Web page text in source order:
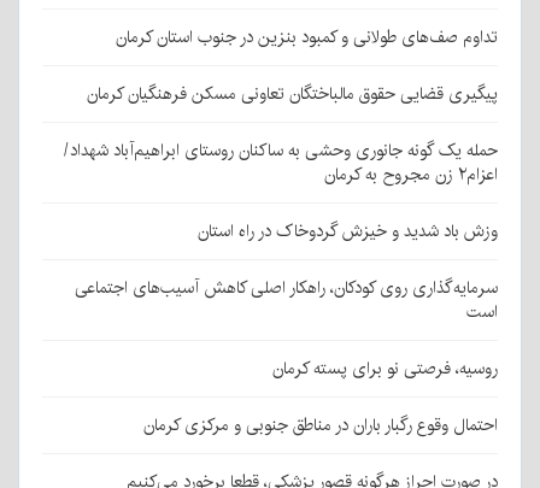
تداوم صف‌های طولانی و کمبود بنزین در جنوب استان کرمان
پیگیری قضایی حقوق مالباختگان تعاونی مسکن فرهنگیان کرمان
حمله یک گونه جانوری وحشی به ساکنان روستای ابراهیم‌آباد شهداد/
اعزام۲ زن مجروح به کرمان
وزش باد شدید و خیزش گردوخاک در راه استان
سرمایه‌گذاری روی کودکان، راهکار اصلی کاهش آسیب‌های اجتماعی
است
روسیه، فرصتی نو برای پسته کرمان
احتمال وقوع رگبار باران در مناطق جنوبی و مرکزی کرمان
در صورت احراز هرگونه قصور پزشکی، قطعا برخورد می‌کنیم